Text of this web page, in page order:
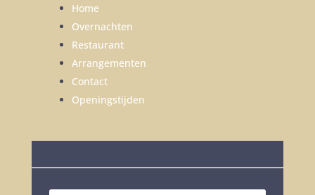
Home
Overnachten
Restaurant
Arrangementen
Contact
Openingstijden